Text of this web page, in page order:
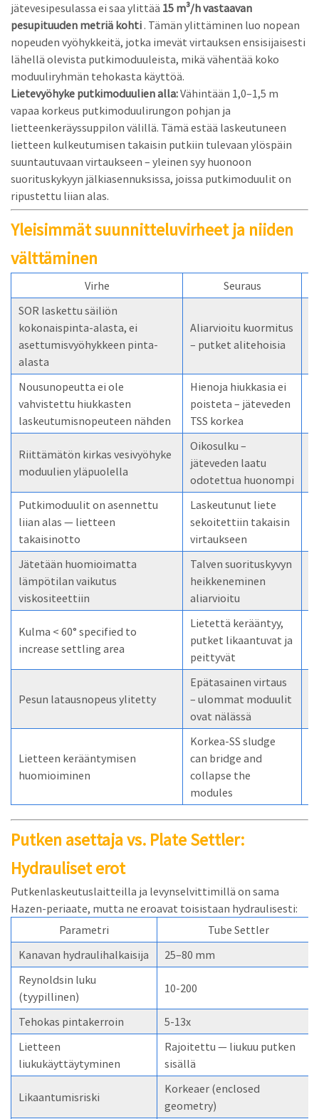
jätevesipesulassa ei saa ylittää 15 m³/h vastaavan
pesupituuden metriä kohti . Tämän ylittäminen luo nopean
nopeuden vyöhykkeitä, jotka imevät virtauksen ensisijaisesti
lähellä olevista putkimoduuleista, mikä vähentää koko
moduuliryhmän tehokasta käyttöä.
Lietevyöhyke putkimoduulien alla:Vähintään 1,0–1,5 m
vapaa korkeus putkimoduulirungon pohjan ja
lietteenkeräyssuppilon välillä. Tämä estää laskeutuneen
lietteen kulkeutumisen takaisin putkiin tulevaan ylöspäin
suuntautuvaan virtaukseen – yleinen syy huonoon
suorituskykyyn jälkiasennuksissa, joissa putkimoduulit on
ripustettu liian alas.
Yleisimmät suunnitteluvirheet ja niiden
välttäminen
Virhe
Seuraus
SOR laskettu säiliön
kokonaispinta-alasta, ei
asettumisvyöhykkeen pinta-
alasta
Aliarvioitu kuormitus
– putket alitehoisia
Nousunopeutta ei ole
vahvistettu hiukkasten
laskeutumisnopeuteen nähden
Hienoja hiukkasia ei
poisteta – jäteveden
TSS korkea
Riittämätön kirkas vesivyöhyke
moduulien yläpuolella
Oikosulku –
jäteveden laatu
odotettua huonompi
Putkimoduulit on asennettu
liian alas — lietteen
takaisinotto
Laskeutunut liete
sekoitettiin takaisin
virtaukseen
Jätetään huomioimatta
lämpötilan vaikutus
viskositeettiin
Talven suorituskyvyn
heikkeneminen
aliarvioitu
Kulma < 60° specified to
increase settling area
Lietettä kerääntyy,
putket likaantuvat ja
peittyvät
Pesun latausnopeus ylitetty
Epätasainen virtaus
– ulommat moduulit
ovat nälässä
Lietteen kerääntymisen
huomioiminen
Korkea-SS sludge
can bridge and
collapse the
modules
Putken asettaja vs. Plate Settler:
Hydrauliset erot
Putkenlaskeutuslaitteilla ja levynselvittimillä on sama
Hazen-periaate, mutta ne eroavat toisistaan hydraulisesti:
Parametri
Tube Settler
Kanavan hydraulihalkaisija
25–80 mm
Reynoldsin luku
(tyypillinen)
10-200
Tehokas pintakerroin
5-13x
Lietteen
liukukäyttäytyminen
Rajoitettu — liukuu putken
sisällä
Likaantumisriski
Korkeaer (enclosed
geometry)